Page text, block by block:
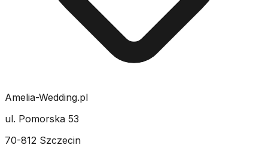
Amelia-Wedding.pl
ul. Pomorska 53
70-812 Szczecin